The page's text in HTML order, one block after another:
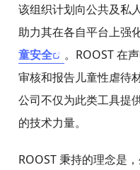
该组织计划向公共及私
助力其在各自平台上强
童安全
。ROOST 在
审核和报告儿童性虐待
公司不仅为此类工具提
的技术力量。
ROOST 秉持的理念是